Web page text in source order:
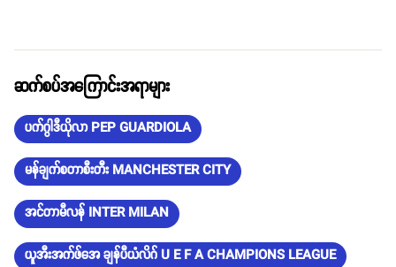
ဆက်စပ်အကြောင်းအရာများ
ပက်ဂွါဒီယိုလာ PEP GUARDIOLA
မန်ချက်စတာစီးတီး MANCHESTER CITY
အင်တာမီလန် INTER MILAN
ယူအီးအက်ဖ်အေ ချန်ပီယံလိဂ် U E F A CHAMPIONS LEAGUE